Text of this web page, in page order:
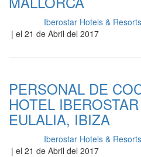
Iberostar Hotels & Resorts
| el 21 de Abril del 2017
PERSONAL DE
HOTEL
EULALIA, IBIZA
Iberostar Hotels & Resorts
| el 21 de Abril del 2017